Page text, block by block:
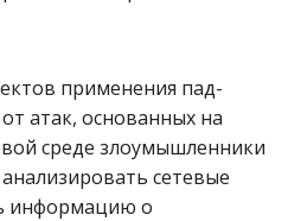
применения пад-
атак, основанных на
среде злоумышленники
сетевые
информацию о